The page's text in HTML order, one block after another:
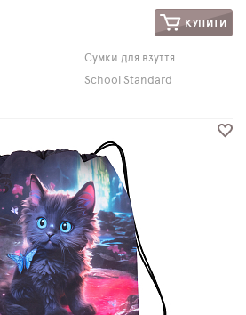
КУПИТИ
Сумки для взуття
School Standard